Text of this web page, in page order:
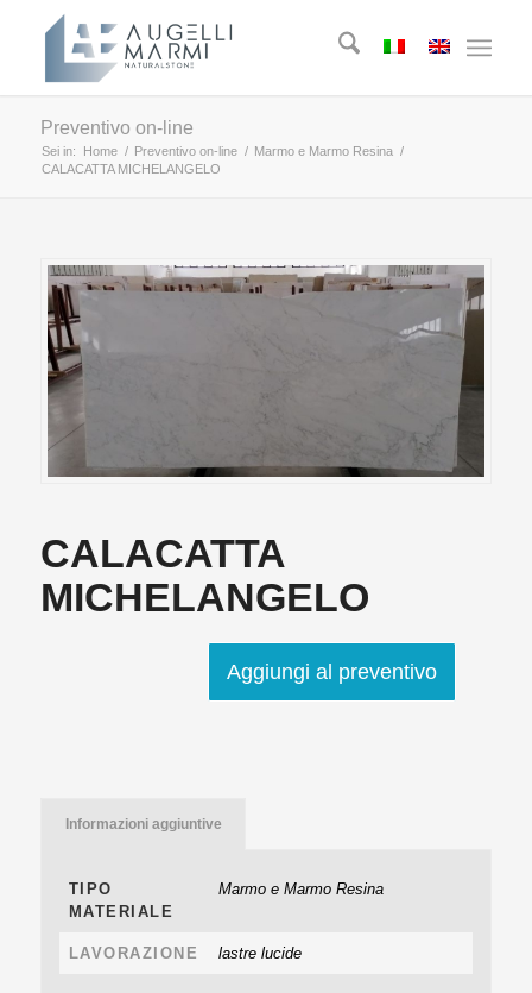
Preventivo on-line
Sei in: Home / Preventivo on-line / Marmo e Marmo Resina /
CALACATTA MICHELANGELO
CALACATTA
MICHELANGELO
Aggiungi al preventivo
Informazioni aggiuntive
TIPO
MATERIALE
Marmo e Marmo Resina
LAVORAZIONE lastre lucide